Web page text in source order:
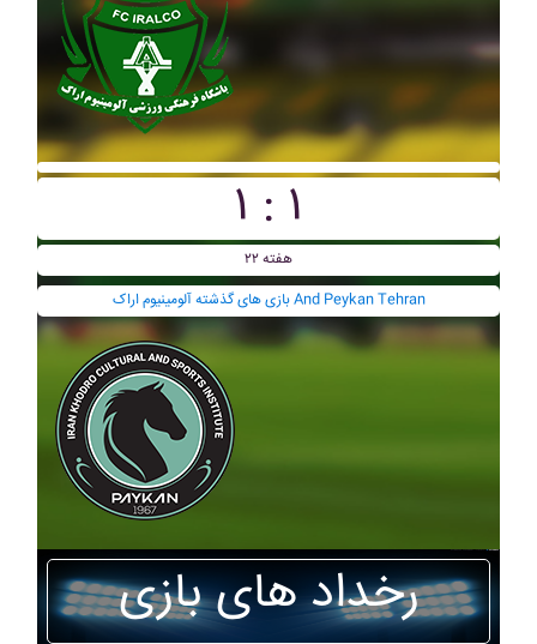
۱ : ۱
هفته ۲۲
بازی های گذشته آلومينيوم اراک And Peykan Tehran
رخداد های بازی